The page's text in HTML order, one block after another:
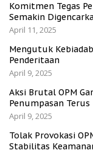
Komitmen Tegas
Semakin
April 11, 2025
Mengutuk
Penderitaan
April 9, 2025
Aksi Brutal OPM
Penumpasan
April 9, 2025
Tolak Provokasi
Stabilitas